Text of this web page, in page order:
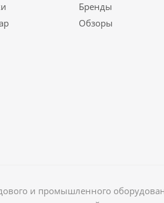
Бренды
Обзоры
и промышленного